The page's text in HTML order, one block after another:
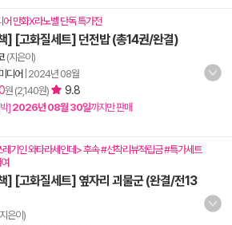
어 만화X라노벨 단독 특가전
] [고화질세트] 던전밥 (총14권/완결)
(지은이)
디어 2024년 08월
원 (2,140원) 9.8
] 2026년 08월 30일까지만 판매
레기인 와타라세인데> 후속 #선착리뷰적립금 #특가세트
] [고화질세트] 옆자리 괴물군 (완결/전13
은이)